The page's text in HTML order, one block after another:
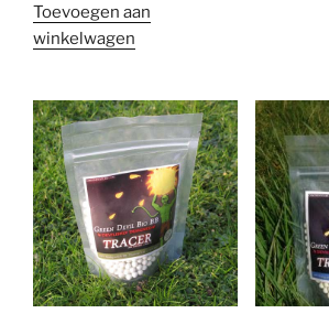
was:
€13.95.
is:
Toevoegen aan
winkelwagen